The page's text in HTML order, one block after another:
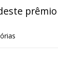
prêmio